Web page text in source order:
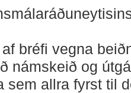
bréfi vegna
námskeið og
sem allra fyrst til